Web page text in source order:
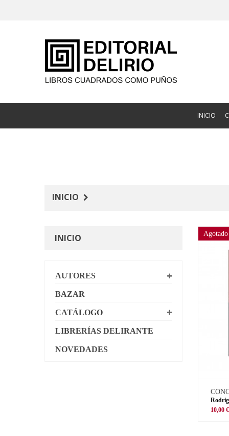
INICIO
INICIO
INICIO
AUTORES
BAZAR
CATÁLOGO
LIBRERÍAS DELIRANTE
NOVEDADES
Agotado
10,00 €